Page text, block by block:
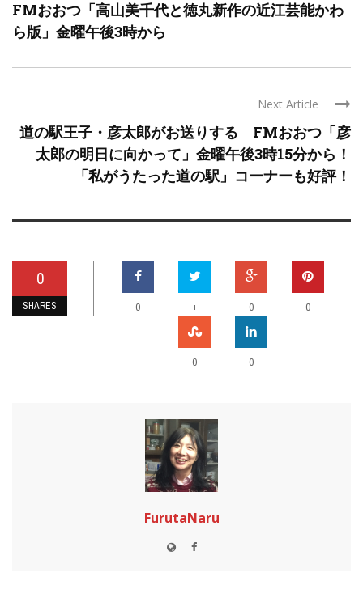
FMおおつ「高山美千代と徳丸新作の近江芸能かわ
ら版」金曜午後3時から
Next Article
道の駅王子・彦太郎がお送りする FMおおつ「彦
太郎の明日に向かって」金曜午後3時15分から！
「私がうたった道の駅」コーナーも好評！
0
SHARES 0 + 0 0
0 0
FurutaNaru